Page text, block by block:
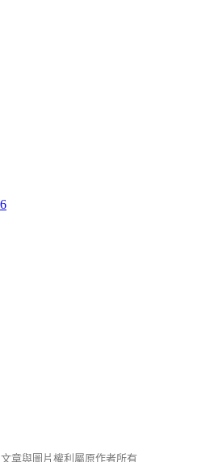
文章與圖片權利屬原作者所有